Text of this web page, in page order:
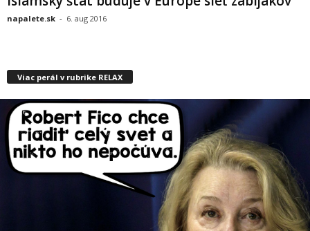
napalete.sk - 6. aug 2016
Viac perál v rubrike RELAX